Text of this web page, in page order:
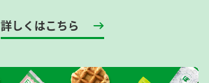
詳しくはこちら